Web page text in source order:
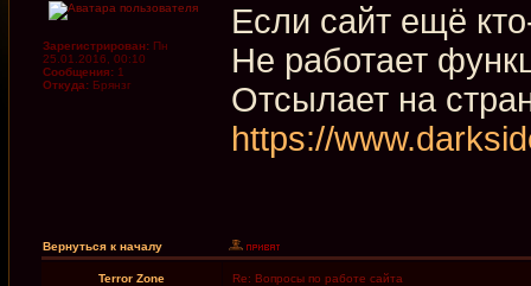
Зарегистрирован: Пн
25.01.2016, 00:10
Сообщения: 1
Откуда: Брянзг
Если сайт ещё
Не работает
Отсылает на
https://
Вернуться к началу
Terror Zone Re: Вопросы по работе сайта